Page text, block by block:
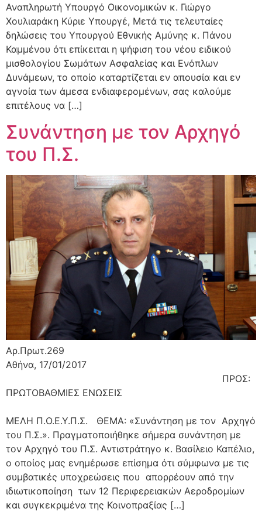
Αναπληρωτή Υπουργό Οικονομικών κ. Γιώργο
Χουλιαράκη Κύριε Υπουργέ, Μετά τις τελευταίες
δηλώσεις του Υπουργού Εθνικής Αμύνης κ. Πάνου
Καμμένου ότι επίκειται η ψήφιση του νέου ειδικού
μισθολογίου Σωμάτων Ασφαλείας και Ενόπλων
Δυνάμεων, το οποίο καταρτίζεται εν απουσία και εν
αγνοία των άμεσα ενδιαφερομένων, σας καλούμε
επιτέλους να […]
Συνάντηση με τον Αρχηγό
του Π.Σ.
Αρ.Πρωτ.269
Αθήνα, 17/01/2017
ΠΡΟΣ:
ΠΡΩΤΟΒΑΘΜΙΕΣ ΕΝΩΣΕΙΣ
ΜΕΛΗ Π.Ο.Ε.Υ.Π.Σ. ΘΕΜΑ: «Συνάντηση με τον Αρχηγό
του Π.Σ.». Πραγματοποιήθηκε σήμερα συνάντηση με
τον Αρχηγό του Π.Σ. Αντιστράτηγο κ. Βασίλειο Καπέλιο,
ο οποίος μας ενημέρωσε επίσημα ότι σύμφωνα με τις
συμβατικές υποχρεώσεις που απορρέουν από την
ιδιωτικοποίηση των 12 Περιφερειακών Αεροδρομίων
και συγκεκριμένα της Κοινοπραξίας […]